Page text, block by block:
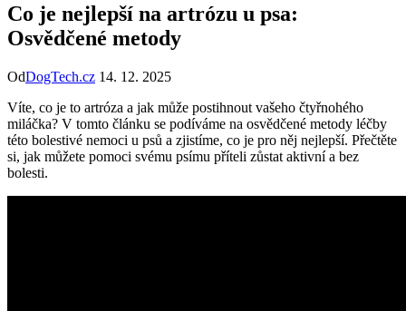
Co je nejlepší na artrózu u psa:
Osvědčené metody
OdDogTech.cz 14. 12. 2025
Víte, co je to artróza a jak může postihnout vašeho čtyřnohého
miláčka? V tomto článku se podíváme na osvědčené metody léčby
této bolestivé nemoci u psů a zjistíme, co je pro něj nejlepší. Přečtěte
si, jak můžete pomoci svému psímu příteli zůstat aktivní a bez
bolesti.